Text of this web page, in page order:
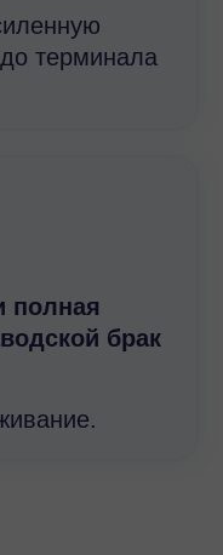
терминала
полная
брак